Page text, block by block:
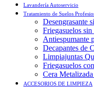
Lavandería Autoservicio
Tratamiento de Suelos
Desengrasante
Friegasuelos
Antiespumante
Decapantes de
Limpiajuntas
Friegasuelos
Cera
ACCESORIOS DE LIMPIEZA